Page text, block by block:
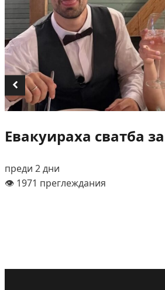
Евакуираха сватба
преди 2 дни
👁️ 1971 преглеждания